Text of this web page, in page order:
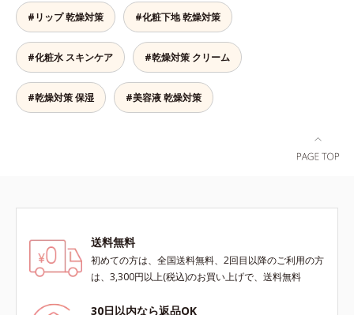
にうるおいを与え、うるおいに満ち
たハリツヤ肌へ導く保湿成分
方に皮膚刺激がおきないというわけ
ではありません※敏感肌対象パッチ
テスト済（すべての人に皮膚刺激が
おきないというわけではありませ
引き起こしていることがわかりまし
た。そこでオルビス ブライト シリ
ーズは「メラニンにじみ」に着目し
て「高圧処理ビタミンC(*7)」を採
用。肌奥(*6)まで浸透し、シミやソ
バカスの原因となるメラニンの生成
を食い止めます。またオルビス独自
効成分と速効性と持続性、2種の保
サポート。全方位ケアのアプローチ
によって、肌本来の輝きを生かして
澄み渡る、輝き透明肌を叶えます。
肌）M＝しっとりタイプ（普通肌～
透明感のなさなどの「面」での透明
感を阻害する原因を引き起こしてい
ることがわかりました。そこでオル
ビス ブライト シリーズは「メラニ
ンにじみ」に着目して「高圧処理ビ
タミンC(*7)」を採用。肌奥(*6)まで
浸透し、シミやソバカスの原因とな
またオルビス独自成分の「ブライト
VCコンプレックス(*8)」が、透明感
みずみずしさをサポートするため
透明感を包括的にサポート。全方位
ケアのアプローチによって、肌本来
明肌を叶えます。L＝さっぱりタイ
#リップ 乾燥対策 #化粧下地 乾燥対策
#化粧水 スキンケア #乾燥対策 クリーム
#乾燥対策 保湿 #美容液 乾燥対策
送料無料
初めての方は、全国送料無料、2回目以降のご利用の方
は、3,300円以上(税込)のお買い上げで、送料無料
30日以内なら返品OK